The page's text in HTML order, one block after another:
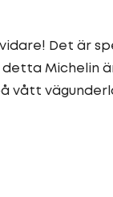
Det är
Michelin
vått